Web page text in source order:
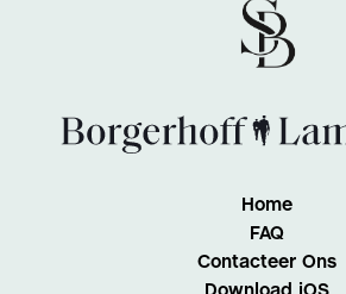
Home
FAQ
Contacteer Ons